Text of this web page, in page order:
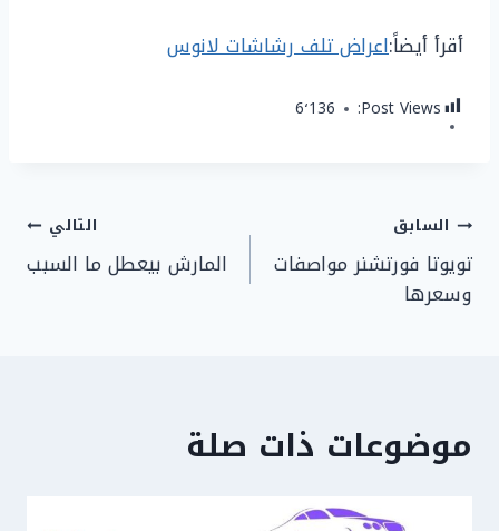
أقرأ أيضاً:اعراض تلف رشاشات لانوس
Post Views: 6٬136
تصفّح
المقالات
السابق
تويوتا فورتشنر مواصفات
وسعرها
التالي
المارش بيعطل ما السبب
موضوعات ذات صلة